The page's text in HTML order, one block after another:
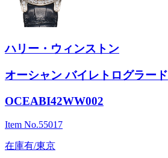
ハリー・ウィンストン
オーシャン バイレトログラード
OCEABI42WW002
Item No.55017
在庫有/東京